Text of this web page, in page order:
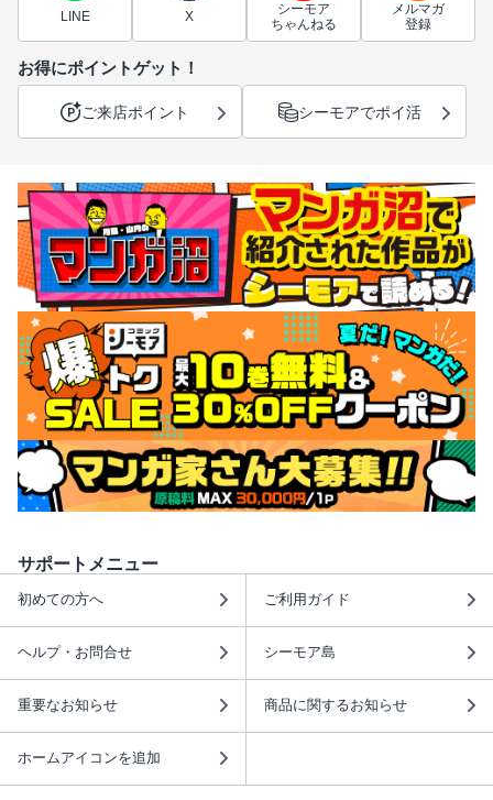
LINE X
シーモア
ちゃんねる
メルマガ
登録
お得にポイントゲット！
ご来店ポイント シーモアでポイ活
サポートメニュー
初めての方へ ご利用ガイド
ヘルプ・お問合せ シーモア島
重要なお知らせ 商品に関するお知らせ
ホームアイコンを追加